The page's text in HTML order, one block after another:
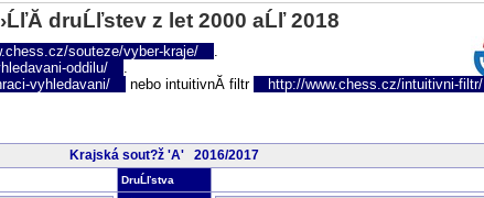
druĹľstev z let 2000 aĹľ 2018
souteze/vyber-kraje/
.
oddilu/
.
vyhledavani/ nebo intuitivnĂ­ filtr http://www.chess.cz/intuitivni-filtr/
Krajská sout?ž 'A' 2016/2017
DruĹľstva